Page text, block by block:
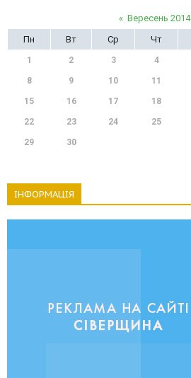
« Вересень 2014
Пн
Вт Ср Чт
1 2 3 4
8 9 10 11
15 16 17 18
22 23 24 25
29 30
ІНФОРМАЦІЯ